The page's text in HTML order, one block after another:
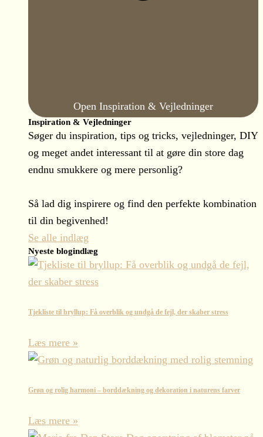
Open Inspiration & Vejledninger
Inspiration & Vejledninger
Søger du inspiration, tips og tricks, vejledninger, DIY
og meget andet interessant til at gøre din store dag
endnu smukkere og mere personlig?
Så lad dig inspirere og find den perfekte kombination
til din begivenhed!
Se alle indlæg
Nyeste blogindlæg
Tjekliste til bryllup: Få overblik og undgå de fejl, der skaber stress
Læs mere »
Grøn og rolig harmoni – borddækning og dekoration i naturens farver
Læs mere »